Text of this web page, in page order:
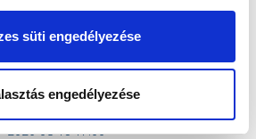
süti engedélyezése
engedélyezése
2026-08-15 17:00